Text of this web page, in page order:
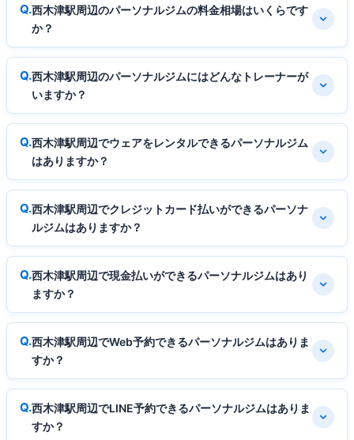
西木津駅周辺のパーソナルジムの料金相場はいくらです
か？
西木津駅周辺のパーソナルジムにはどんなトレーナーが
いますか？
西木津駅周辺でウェアをレンタルできるパーソナルジム
はありますか？
西木津駅周辺でクレジットカード払いができるパーソナ
ルジムはありますか？
西木津駅周辺で現金払いができるパーソナルジムはあり
ますか？
西木津駅周辺でWeb予約できるパーソナルジムはありま
すか？
西木津駅周辺でLINE予約できるパーソナルジムはありま
すか？